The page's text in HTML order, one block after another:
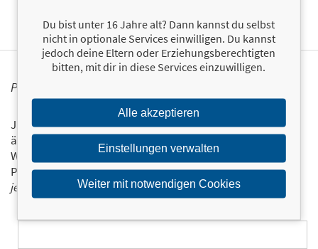
PERSONALISIERTE PRODUKTINFORMATIONEN
Ja, ich will über interessante Neuerscheinungen und
ähnliche Produkte informiert werden.
Wir halten Sie per E-Mail auf dem aktuellen Stand über das
Programm der Münchner Verlagsgruppe.Tragen Sie sich
jetzt ein!
Du bist unter 16 Jahre alt? Dann kannst du selbst
nicht in optionale Services einwilligen. Du kannst
jedoch deine Eltern oder Erziehungsberechtigten
bitten, mit dir in diese Services einzuwilligen.
Alle akzeptieren
Einstellungen verwalten
Weiter mit notwendigen Cookies